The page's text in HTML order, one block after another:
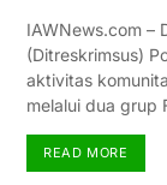
IAWNews.com –
(Ditreskrimsus)
aktivitas
melalui dua grup
READ MORE